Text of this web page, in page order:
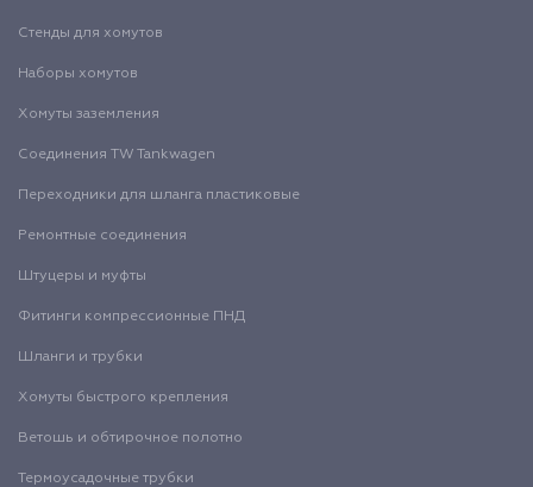
Стенды для хомутов
Наборы хомутов
Хомуты заземления
Соединения TW Tankwagen
Переходники для шланга пластиковые
Ремонтные соединения
Штуцеры и муфты
Фитинги компрессионные ПНД
Шланги и трубки
Хомуты быстрого крепления
Ветошь и обтирочное полотно
Термоусадочные трубки